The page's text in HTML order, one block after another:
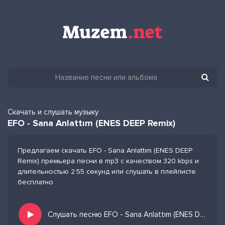
Скачать и слушать музыку
EFO - Sana Anlattım (ENES DEEP Remix)
Предлагаем скачать EFO - Sana Anlattım (ENES DEEP
Remix) премьера песни в mp3 с качеством 320 kbps и
длительностью 2:55 секунд или слушать в плейлисте
бесплатно
Слушать песню EFO - Sana Anlattım (ENES DEEP Remix) и добавить в избранных